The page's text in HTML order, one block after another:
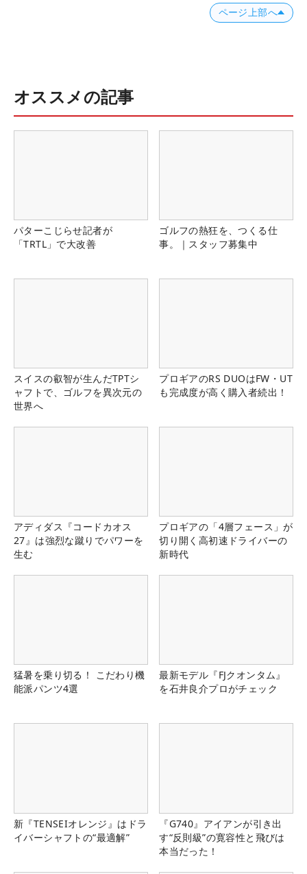
ページ上部へ
オススメの記事
パターこじらせ記者が
「TRTL」で大改善
ゴルフの熱狂を、つくる仕
事。｜スタッフ募集中
スイスの叡智が生んだTPTシ
ャフトで、ゴルフを異次元の
世界へ
プロギアのRS DUOはFW・UT
も完成度が高く購入者続出！
アディダス『コードカオス
27』は強烈な蹴りでパワーを
生む
プロギアの「4層フェース」が
切り開く高初速ドライバーの
新時代
猛暑を乗り切る！ こだわり機
能派パンツ4選
最新モデル『FJクオンタム』
を石井良介プロがチェック
新『TENSEIオレンジ』はドラ
イバーシャフトの“最適解”
『G740』アイアンが引き出
す“反則級”の寛容性と飛びは
本当だった！